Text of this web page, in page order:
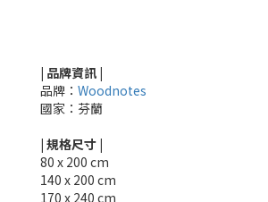
| 品牌資訊 |
品牌： Woodnotes
國家：芬蘭
| 規格尺寸 |
80 x 200 cm
140 x 200 cm
170 x 240 cm